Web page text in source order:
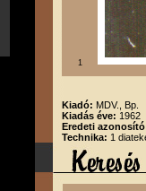
1
Kiadó: MDV., Bp.
Kiadás éve: 1962
Eredeti
Technika: 1